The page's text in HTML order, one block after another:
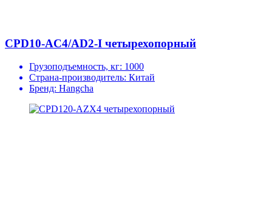
CPD10-AC4/AD2-I четырехопорный
Грузоподъемность, кг: 1000
Страна-производитель: Китай
Бренд: Hangcha